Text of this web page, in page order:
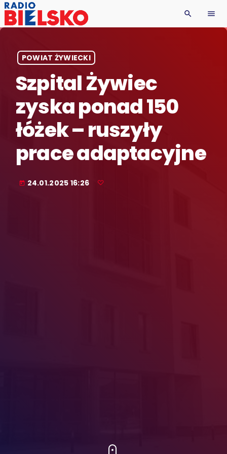
search menu
POWIAT ŻYWIECKI
Szpital Żywiec
zyska ponad 150
łóżek – ruszyły
prace adaptacyjne
today 24.01.2025 16:26